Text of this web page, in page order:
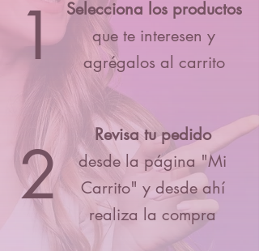
1 Selecciona los productos
que te interesen y
agrégalos al carrito
2
Revisa tu pedido
desde la página "Mi
Carrito" y desde ahí
realiza la compra